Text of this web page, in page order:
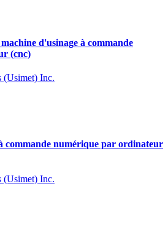
d'usinage à commande
(cnc)
(Usimet) Inc.
commande numérique par ordinateur
(Usimet) Inc.